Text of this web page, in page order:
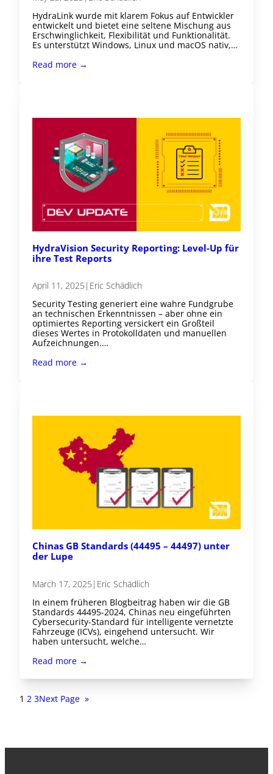
HydraLink wurde mit klarem Fokus auf Entwickler
entwickelt und bietet eine seltene Mischung aus
Erschwinglichkeit, Flexibilität und Funktionalität.
Es unterstützt Windows, Linux und macOS nativ,…
Read more →
HydraVision Security Reporting: Level-Up für
ihre Test Reports
April 11, 2025 | Eric Schädlich
Security Testing generiert eine wahre Fundgrube
an technischen Erkenntnissen – aber ohne ein
optimiertes Reporting versickert ein Großteil
dieses Wertes in Protokolldaten und manuellen
Aufzeichnungen.…
Read more →
Chinas GB Standards (44495 – 44497) unter
der Lupe
March 17, 2025 | Eric Schädlich
In einem früheren Blogbeitrag haben wir die GB
Standards 44495-2024, Chinas neu eingeführten
Cybersecurity-Standard für intelligente vernetzte
Fahrzeuge (ICVs), eingehend untersucht. Wir
haben untersucht, welche…
Read more →
1 2 3Next Page »